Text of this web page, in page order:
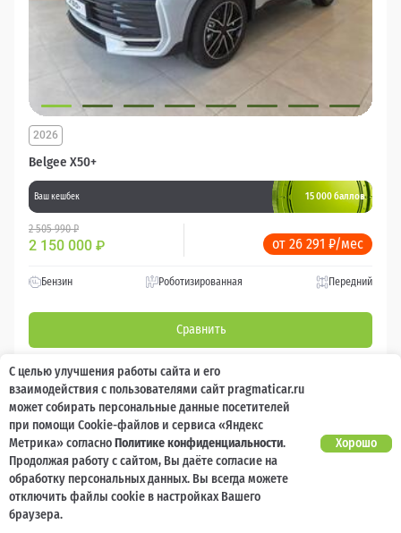
Belgee X50+
2026
Ваш кешбек 15 000 баллов
2 505 990 ₽
2 150 000 ₽ от 26 291 ₽/мес
Бензин Роботизированная Передний
Сравнить
Подробнее
Перезвоним за минуту
С целью улучшения работы сайта и его
взаимодействия с пользователями сайт pragmaticar.ru
может собирать персональные данные посетителей
при помощи Cookie-файлов и сервиса «Яндекс
Метрика» согласноПолитике конфиденциальности.
Продолжая работу с сайтом, Вы даёте согласие на
обработку персональных данных. Вы всегда можете
отключить файлы cookie в настройках Вашего
браузера.
Хорошо